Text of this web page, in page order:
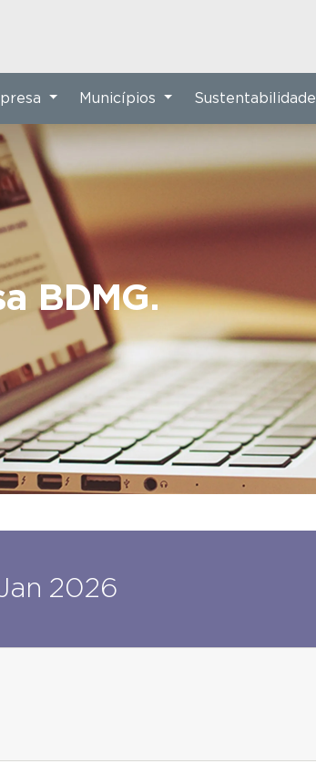
BDMG.
Municípios Sustentabilidade
2026